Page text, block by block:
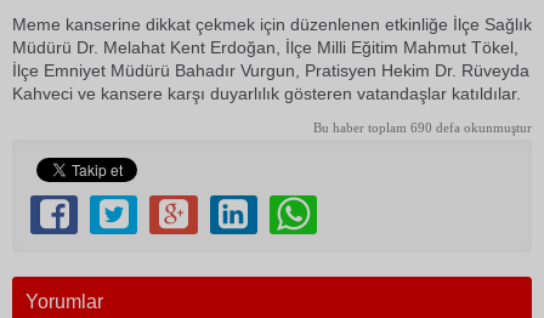
Meme kanserine dikkat çekmek için düzenlenen etkinliğe İlçe Sağlık
Müdürü Dr. Melahat Kent Erdoğan, İlçe Milli Eğitim Mahmut Tökel,
İlçe Emniyet Müdürü Bahadır Vurgun, Pratisyen Hekim Dr. Rüveyda
Kahveci ve kansere karşı duyarlılık gösteren vatandaşlar katıldılar.
Bu haber toplam 690 defa okunmuştur
Yorumlar